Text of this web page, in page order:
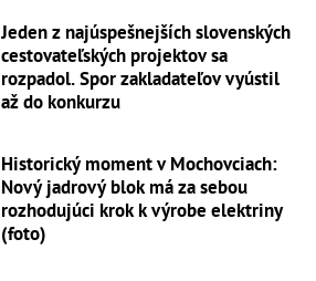
Jeden z najúspešnejších slovenských
cestovateľských projektov sa
rozpadol. Spor zakladateľov vyústil
až do konkurzu
Historický moment v Mochovciach:
Nový jadrový blok má za sebou
rozhodujúci krok k výrobe elektriny
(foto)